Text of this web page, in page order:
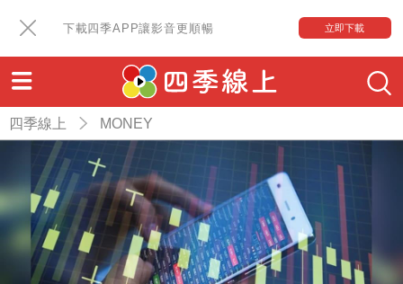
下載四季APP讓影音更順暢 立即下載
四季線上 MONEY